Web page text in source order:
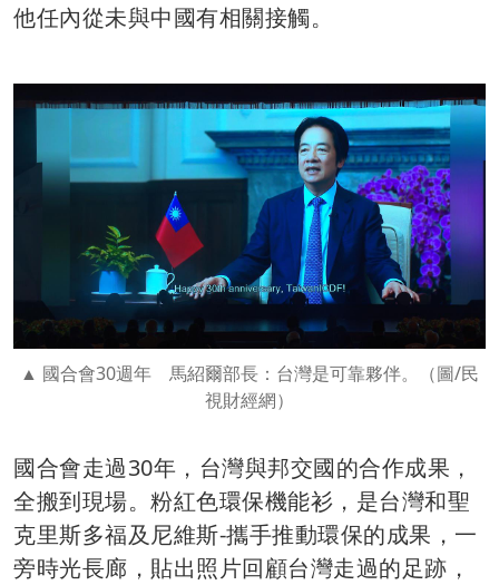
他任內從未與中國有相關接觸。
國合會30週年 馬紹爾部長：台灣是可靠夥伴。（圖/民
視財經網）
國合會走過30年，台灣與邦交國的合作成果，
全搬到現場。粉紅色環保機能衫，是台灣和聖
克里斯多福及尼維斯-攜手推動環保的成果，一
旁時光長廊，貼出照片回顧台灣走過的足跡，